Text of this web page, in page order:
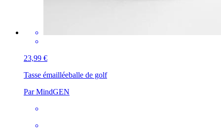
23,99 €
Tasse émailléeballe de golf
Par MindGEN